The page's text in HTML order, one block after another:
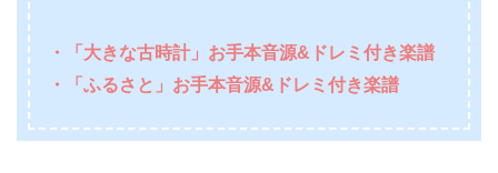
・「大きな古時計」お手本音源&ドレミ付き楽譜
・「ふるさと」お手本音源&ドレミ付き楽譜